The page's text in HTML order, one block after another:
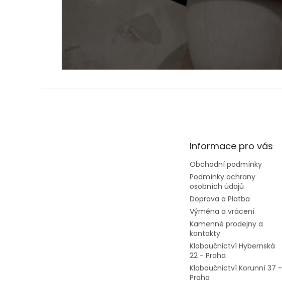
Informace pro vás
Obchodní podmínky
Podmínky ochrany
osobních údajů
Doprava a Platba
Výměna a vrácení
Kamenné prodejny a
kontakty
Kloboučnictví Hybernská
22 - Praha
Kloboučnictví Korunní 37 -
Praha